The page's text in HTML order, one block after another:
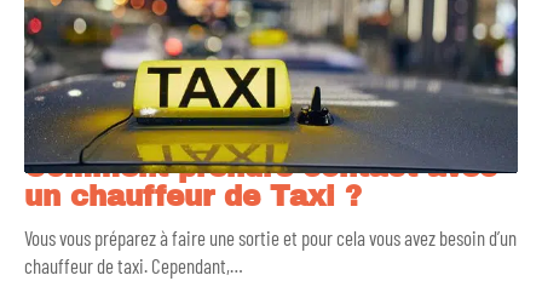
Comment prendre contact avec
un chauffeur de Taxi ?
Vous vous préparez à faire une sortie et pour cela vous avez besoin d’un
chauffeur de taxi. Cependant,…